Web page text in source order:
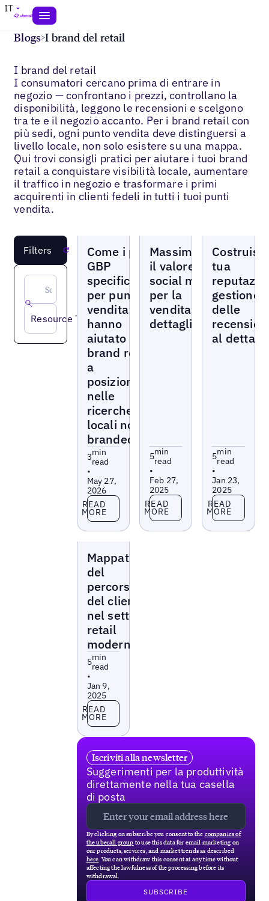
IT
Blogs>I brand del retail
I brand del retail
I consumatori cercano prima di entrare in
negozio — confrontano i prezzi, controllano la
disponibilità, leggono le recensioni e scelgono
tra te e il negozio accanto. Per i brand retail con
più sedi, ogni punto vendita deve distinguersi a
livello locale, non solo esistere su una mappa.
Qui trovi consigli pratici per aiutare i tuoi brand
retail a conquistare visibilità locale, aumentare
il traffico in negozio e trasformare i primi
acquirenti in clienti fedeli in tutti i tuoi punti
vendita.
Filters Reset
Resource Type
Come i post
GBP
specifici
per punto
vendita
hanno
aiutato i
brand retail
a
posizionarsi
nelle
ricerche
locali non-
branded
3min
read
•
May 27,
2026
Read more
READ
MORE
Massimizzare
il valore dei
social media
per la
vendita al
dettaglio
5min
read
•
Feb 27,
2025
Read more
READ
MORE
tua
gestione
delle
al
5min
read
•
Jan 23,
2025
Read more
READ
MORE
Mappatura
del
percorso
del cliente
nel settore
retail
moderno
5min
read
•
Jan 9,
2025
Read more
READ
MORE
Iscriviti alla newsletter
Suggerimenti per la produttività
direttamente nella tua casella
di posta
By clicking on subscribe you consent to the companies of
the uberall group to use this data for email marketing on
our products, services, and market trends as described
here . You can withdraw this consent at any time without
affecting the lawfulness of the processing before its
withdrawal.